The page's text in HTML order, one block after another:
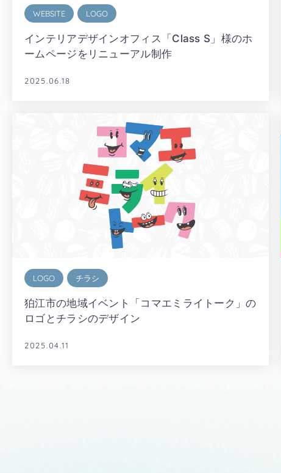
WEBSITE LOGO
インテリアデザインオフィス「Class S」様のホ
ームページをリニューアル制作
2025.06.18
LOGO チラシ
狛江市の地域イベント「コマエミライトーク」の
ロゴとチラシのデザイン
2025.04.11